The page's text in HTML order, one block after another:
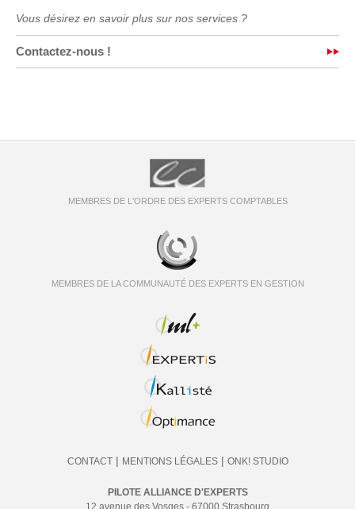
Vous désirez en savoir plus sur nos services ?
Contactez-nous !
MEMBRES DE L'ORDRE DES EXPERTS COMPTABLES
MEMBRES DE LA COMMUNAUTÉ DES EXPERTS EN GESTION
CONTACT| MENTIONS LÉGALES| ONK! STUDIO
PILOTE ALLIANCE D'EXPERTS
12 avenue des Vosges - 67000 Strasbourg